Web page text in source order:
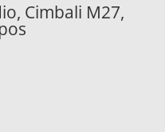
Cimbali M27,